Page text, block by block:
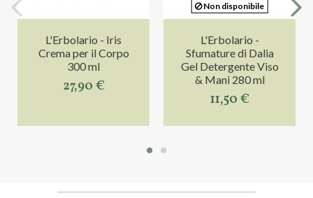
L'Erbolario - Iris
Crema per il Corpo
300 ml
27,90 €
Non disponibile
L'Erbolario -
Sfumature di Dalia
Gel Detergente Viso
& Mani 280 ml
11,50 €